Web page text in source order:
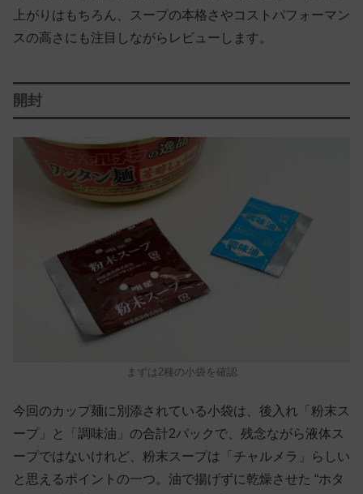
上がりはもちろん、スープの本格さやコストパフォーマン
スの高さにも注目しながらレビューします。
開封
まずは2種の小袋を確認
今回のカップ麺に別添されている小袋は、後入れ「粉末ス
ープ」と「調味油」の合計2パックで、残念ながら液体ス
ープではないけれど、粉末スープは「チャルメラ」らしい
と思えるポイントの一つ。油で揚げずに乾燥させた “ホタ